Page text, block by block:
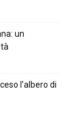
un
l’albero di